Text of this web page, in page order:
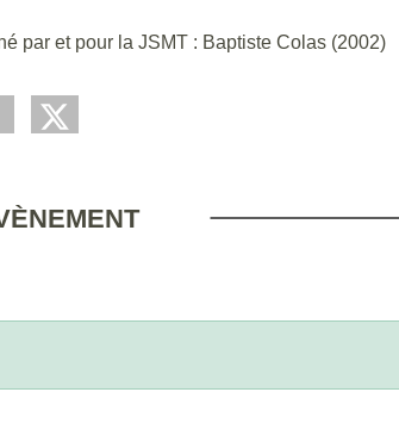
par et pour la JSMT : Baptiste Colas (2002)